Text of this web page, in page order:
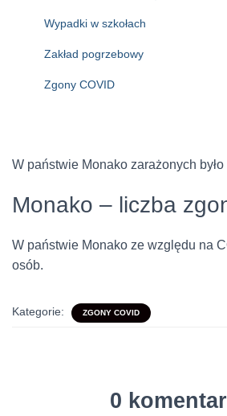
Wypadki w szkołach
Zakład pogrzebowy
Zgony COVID
W państwie Monako zarażonych było
Monako – liczba
W państwie Monako ze względu na
osób.
Kategorie: ZGONY COVID
0